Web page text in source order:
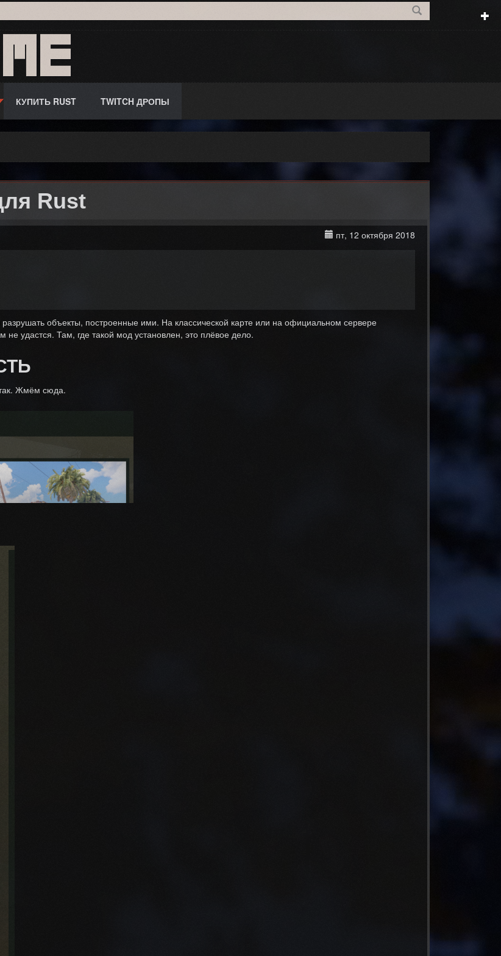
КУПИТЬ RUST TWITCH ДРОПЫ
Rust
пт, 12 октября 2018
объекты, построенные ими. На классической карте или на официальном сервере
удастся. Там, где такой мод установлен, это плёвое дело.
Жмём сюда.